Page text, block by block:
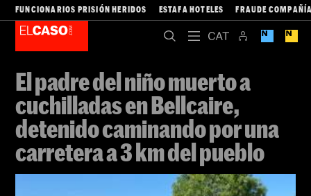
FUNCIONARIOS PRISIÓN HERIDOS ESTAFA HOTELES FRAUDE
El padre del niño muerto a
cuchilladas en Bellcaire,
detenido caminando por una
carretera a 3 km del pueblo